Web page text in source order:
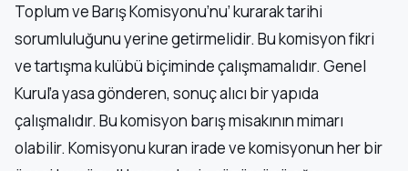
Toplum ve Barış Komisyonu’nu’ kurarak tarihi
sorumluluğunu yerine getirmelidir. Bu komisyon fikri
ve tartışma kulübü biçiminde çalışmamalıdır. Genel
Kurul’a yasa gönderen, sonuç alıcı bir yapıda
çalışmalıdır. Bu komisyon barış misakının mimarı
olabilir. Komisyonu kuran irade ve komisyonun her bir